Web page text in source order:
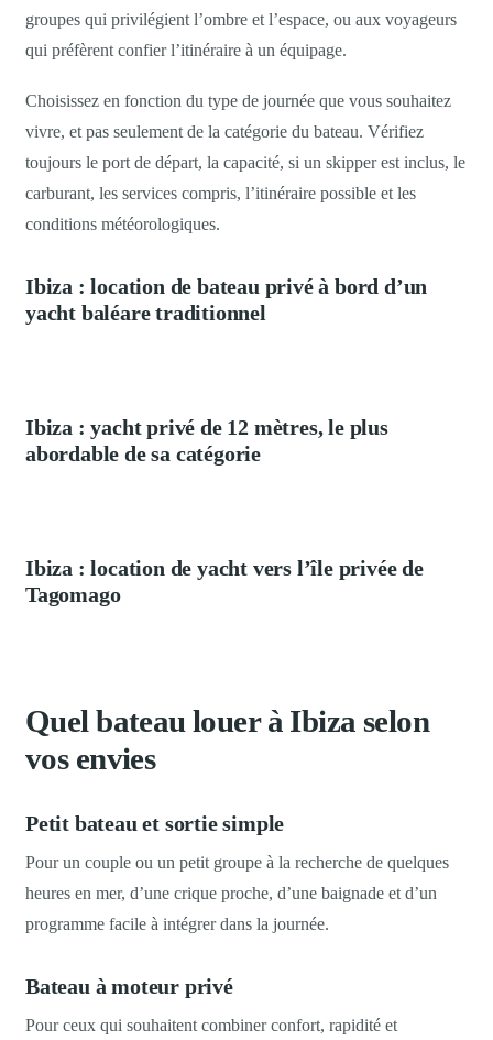
groupes qui privilégient l’ombre et l’espace, ou aux voyageurs
qui préfèrent confier l’itinéraire à un équipage.
Choisissez en fonction du type de journée que vous souhaitez
vivre, et pas seulement de la catégorie du bateau. Vérifiez
toujours le port de départ, la capacité, si un skipper est inclus, le
carburant, les services compris, l’itinéraire possible et les
conditions météorologiques.
Ibiza : location de bateau privé à bord d’un
yacht baléare traditionnel
Ibiza : yacht privé de 12 mètres, le plus
abordable de sa catégorie
Ibiza : location de yacht vers l’île privée de
Tagomago
Quel bateau louer à Ibiza selon
vos envies
Petit bateau et sortie simple
Pour un couple ou un petit groupe à la recherche de quelques
heures en mer, d’une crique proche, d’une baignade et d’un
programme facile à intégrer dans la journée.
Bateau à moteur privé
Pour ceux qui souhaitent combiner confort, rapidité et